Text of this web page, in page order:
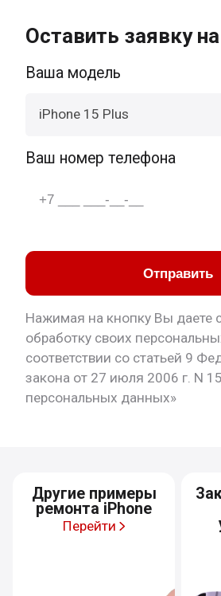
Оставить заявку
Ваша модель
iPhone 15 Plus
Ваш номер телефона
Отправить
Нажимая на кнопку Вы даете
обработку своих
соответствии со статьей 9
закона от 27 июля 2006 г. N
персональных данных»
Другие примеры
ремонта iPhone
Перейти